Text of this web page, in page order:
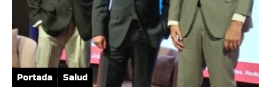
Portada Salud